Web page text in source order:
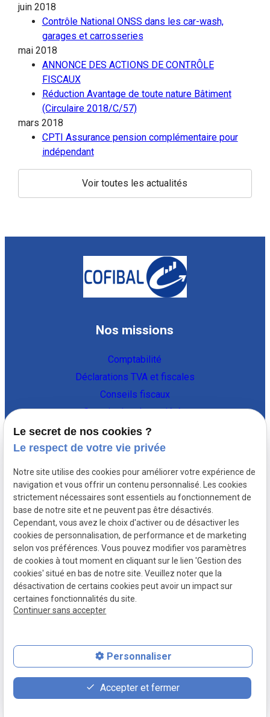
juin 2018
Contrôle National ONSS dans les car-wash,
garages et carrosseries
mai 2018
ANNONCE DES ACTIONS DE CONTRÔLE
FISCAUX
Réduction Avantage de toute nature Bâtiment
(Circulaire 2018/C/57)
mars 2018
CPTI Assurance pension complémentaire pour
indépendant
Voir toutes les actualités
Nos missions
Comptabilité
Déclarations TVA et fiscales
Conseils fiscaux
Constitution de sociétés
Vie de l'entreprise
Coordonnées
Av Thomas Edison 131,
1402 Nivelles
02 896 89 95
Liens utiles
Plan du site
Mentions légales
Politique de confidentialité
Gestion des cookies
place
Plan d'accès
contact_page
Contact
phone
02 896 89 95
Le secret de nos cookies ?
Le respect de votre vie privée
Notre site utilise des cookies pour améliorer votre expérience de
navigation et vous offrir un contenu personnalisé. Les cookies
strictement nécessaires sont essentiels au fonctionnement de
base de notre site et ne peuvent pas être désactivés.
Cependant, vous avez le choix d'activer ou de désactiver les
cookies de personnalisation, de performance et de marketing
selon vos préférences. Vous pouvez modifier vos paramètres
de cookies à tout moment en cliquant sur le lien 'Gestion des
cookies' situé en bas de notre site. Veuillez noter que la
désactivation de certains cookies peut avoir un impact sur
certaines fonctionnalités du site.
Continuer sans accepter
Personnaliser
Accepter et fermer